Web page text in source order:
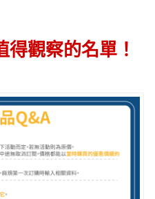
得觀察的名單！